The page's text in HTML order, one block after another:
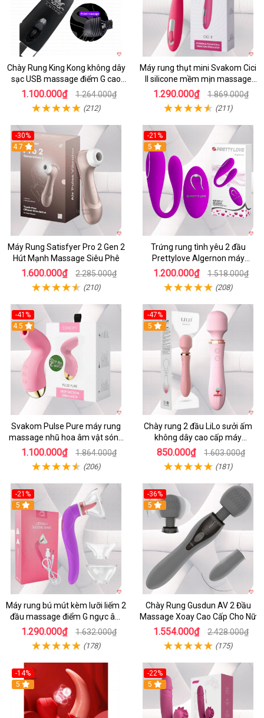
Chày Rung King Kong không dây
sạc USB massage điểm G cao
cấp kích thích
1.100.000₫ 1.264.000₫
(212)
Máy rung thụt mini Svakom Cici
II silicone mềm mịn massage
điểm G cao cấp
1.290.000₫ 1.869.000₫
(211)
-30%
4.7
Máy Rung Satisfyer Pro 2 Gen 2
Hút Mạnh Massage Siêu Phê
1.600.000₫ 2.285.000₫
(210)
-21%
5
Trứng rung tình yêu 2 đầu
Prettylove Algernon máy
massage điểm G không dây
1.200.000₫ 1.518.000₫
(208)
-41%
4.5
Svakom Pulse Pure máy rung
massage nhũ hoa âm vật sóng
âm
1.100.000₫ 1.864.000₫
(206)
-47%
5
Chày rung 2 đầu LiLo sưởi ấm
không dây cao cấp máy
massage G
850.000₫ 1.603.000₫
(181)
-21%
5
Máy rung bú mút kèm lưỡi liếm 2
đầu massage điểm G ngực âm
đạo
1.290.000₫ 1.632.000₫
(178)
-36%
5
Chày Rung Gusdun AV 2 Đầu
Massage Xoay Cao Cấp Cho Nữ
1.554.000₫ 2.428.000₫
(175)
-14%
5
-22%
5